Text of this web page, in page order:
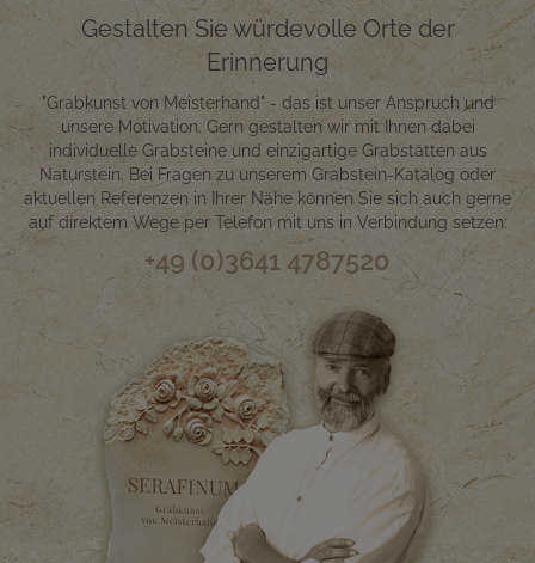
Gestalten Sie würdevolle Orte der
Erinnerung
"Grabkunst von Meisterhand" - das ist unser Anspruch und
unsere Motivation. Gern gestalten wir mit Ihnen dabei
individuelle Grabsteine und einzigartige Grabstätten aus
Naturstein. Bei Fragen zu unserem Grabstein-Katalog oder
aktuellen Referenzen in Ihrer Nähe können Sie sich auch gerne
auf direktem Wege per Telefon mit uns in Verbindung setzen:
+49 (0)3641 4787520